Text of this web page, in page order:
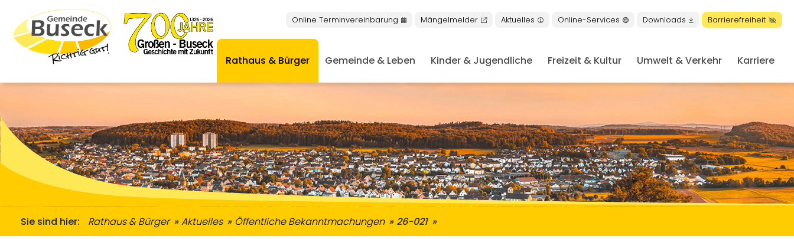
Rathaus & Bürger Gemeinde & Leben Kinder & Jugendliche Freizeit & Kultur Umwelt & Verkehr Karriere
Online Terminvereinbarung Mängelmelder Aktuelles Online-Services Downloads Barrierefreiheit
Sie sind hier: Rathaus & Bürger Aktuelles Öffentliche Bekanntmachungen 26-021